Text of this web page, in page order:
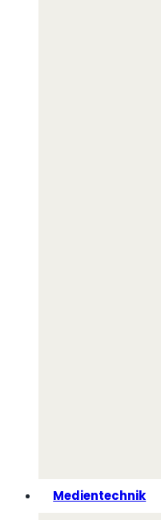
Medientechnik